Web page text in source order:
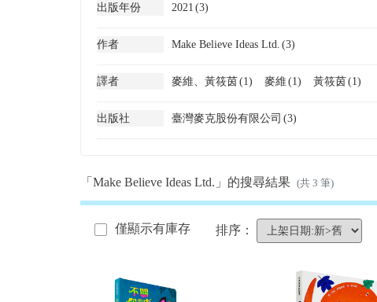
出版年份 2021 (3)
作者 Make Believe Ideas Ltd. (3)
譯者 麥維、黃筱茵(1) 麥維(1) 黃筱茵(1)
出版社 臺灣麥克股份有限公司 (3)
「Make Believe Ideas Ltd.」的搜尋結果 (共 3 筆)
僅顯示有庫存 排序：